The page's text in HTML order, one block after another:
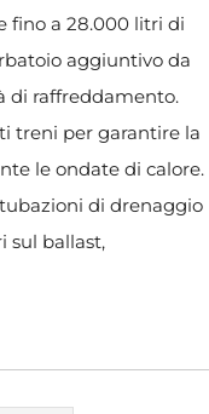
fino a 28.000 litri di
aggiuntivo da
di raffreddamento.
treni per garantire la
le ondate di calore.
di drenaggio
sul ballast,